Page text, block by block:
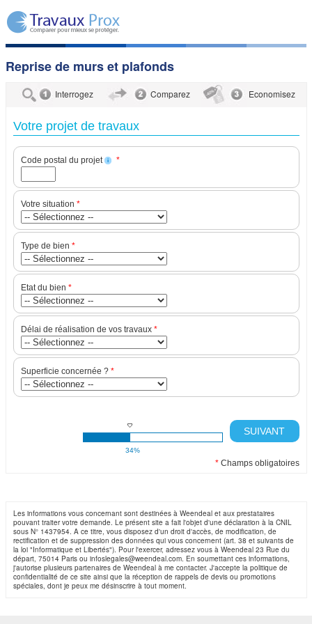
Reprise de murs et plafonds
Interrogez Comparez Economisez
Votre projet de travaux
Code postal du projet i *
Votre situation *
Type de bien *
Etat du bien *
Délai de réalisation de vos travaux*
Superficie concernée ?*
34%
SUIVANT
* Champs obligatoires
Les informations vous concernant sont destinées à Weendeal et aux prestataires
pouvant traiter votre demande. Le présent site a fait l'objet d'une déclaration à la CNIL
sous N° 1437954. A ce titre, vous disposez d'un droit d'accès, de modification, de
rectification et de suppression des données qui vous concernent (art. 38 et suivants de
la loi "Informatique et Libertés"). Pour l'exercer, adressez vous à Weendeal 23 Rue du
départ, 75014 Paris ou infoslegales@weendeal.com. En soumettant ces informations,
j'autorise plusieurs partenaires de Weendeal à me contacter. J'accepte la politique de
confidentialité de ce site ainsi que la réception de rappels de devis ou promotions
spéciales, dont je peux me désinscrire à tout moment.